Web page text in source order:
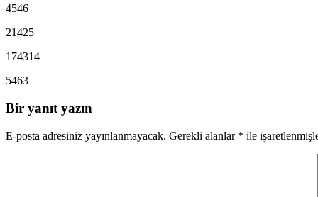
4546
21425
174314
5463
Bir yanıt yazın
E-posta adresiniz yayınlanmayacak. Gerekli alanlar * ile